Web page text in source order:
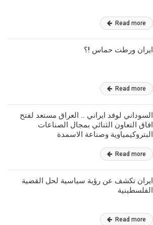
Read more
ايران ورطت حماس !؟
Read more
السوداني لوفد ايراني .. العراق مستعد لفتح
افاق التعاون الثنائي بمجال الصناعات
البتروكيمياوية وصناعة الاسمدة
Read more
ايران تكشف عن رؤية سياسية لحل القضية
الفلسطينية
Read more